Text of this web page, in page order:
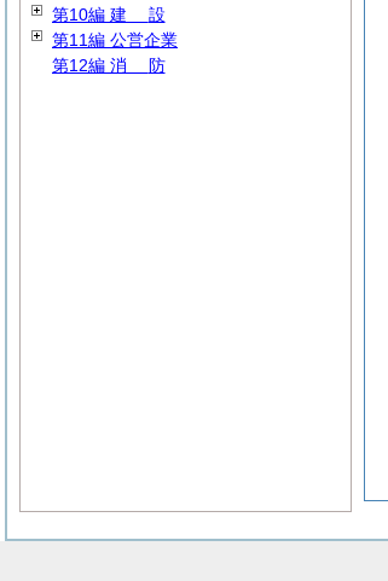
第10編 建 設
第11編 公営企業
第12編 消 防